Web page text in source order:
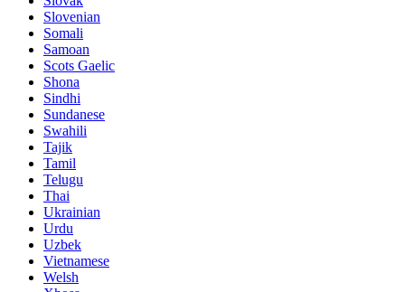
Slovenian
Somali
Samoan
Scots Gaelic
Shona
Sindhi
Sundanese
Swahili
Tajik
Tamil
Telugu
Thai
Ukrainian
Urdu
Uzbek
Vietnamese
Welsh